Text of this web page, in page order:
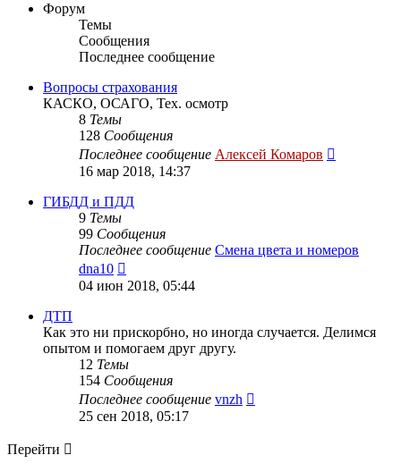
Форум
Темы
Сообщения
Последнее сообщение
Вопросы страхования
КАСКО, ОСАГО, Тех. осмотр
8 Темы
128 Сообщения
Последнее сообщение Алексей Комаров
16 мар 2018, 14:37
ГИБДД и ПДД
9 Темы
99 Сообщения
Последнее сообщение Смена цвета и номеров
dna10
к
последнему
04 июн 2018, 05:44
ДТП
Как это ни прискорбно, но иногда случается. Делимся
опытом и помогаем друг другу.
12 Темы
154 Сообщения
Последнее сообщение vnzh
25 сен 2018, 05:17
Перейти